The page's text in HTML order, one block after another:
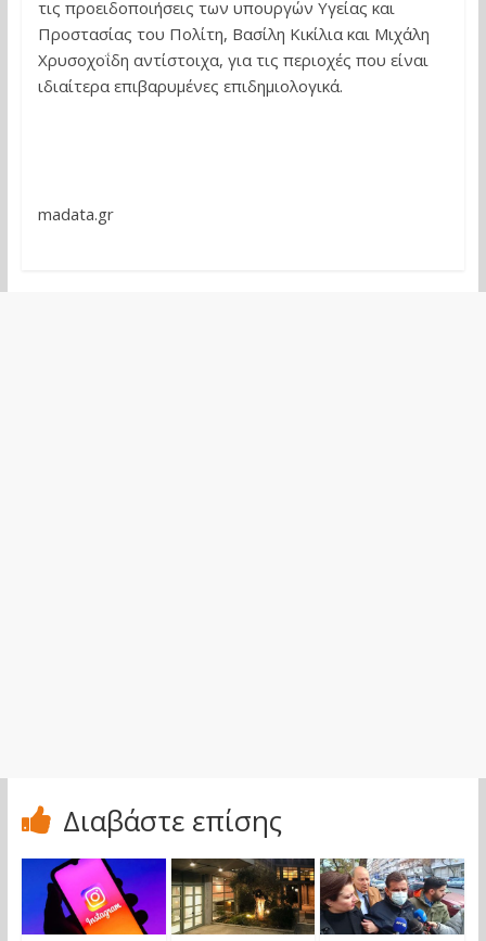
τις προειδοποιήσεις των υπουργών Υγείας και
Προστασίας του Πολίτη, Βασίλη Κικίλια και Μιχάλη
Χρυσοχοΐδη αντίστοιχα, για τις περιοχές που είναι
ιδιαίτερα επιβαρυμένες επιδημιολογικά.
madata.gr
Διαβάστε επίσης